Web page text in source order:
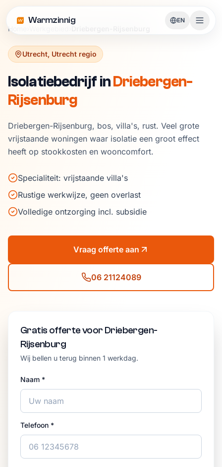
Warmzinnig EN
Home
Utrecht, Utrecht regio
Isolatiebedrijf inDriebergen-
Rijsenburg
Driebergen-Rijsenburg, bos, villa's, rust. Veel grote
vrijstaande woningen waar isolatie een groot effect
heeft op stookkosten en wooncomfort.
Specialiteit: vrijstaande villa's
Rustige werkwijze, geen overlast
Volledige ontzorging incl. subsidie
Vraag offerte aan
06 21124089
Gratis offerte voor Driebergen-
Rijsenburg
Wij bellen u terug binnen 1 werkdag.
Naam *
Telefoon *